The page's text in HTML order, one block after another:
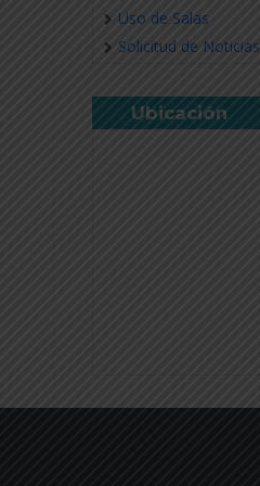
Uso de Salas
Solicitud de Noticias
Ubicación